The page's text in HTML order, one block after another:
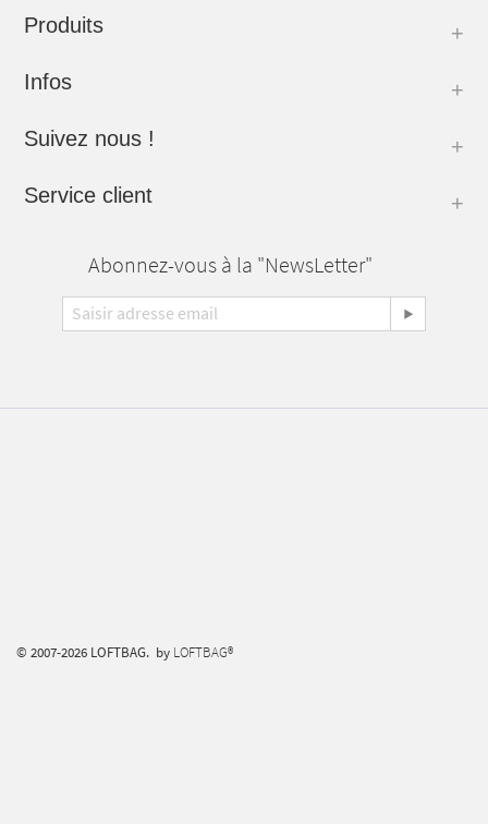
Produits
Infos
Suivez nous !
Service client
Abonnez-vous à la "NewsLetter"
© 2007-2026 LOFTBAG. by LOFTBAG®